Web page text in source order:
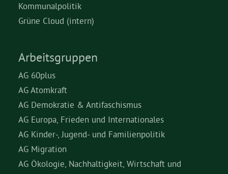
Kommunalpolitik
Grüne Cloud (intern)
Arbeitsgruppen
AG 60plus
AG Atomkraft
AG Demokratie & Antifaschismus
AG Europa, Frieden und Internationales
AG Kinder-, Jugend- und Familienpolitik
AG Migration
AG Ökologie, Nachhaltigkeit, Wirtschaft und